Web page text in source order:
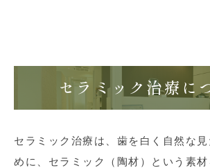
セラミック治療に
セラミック治療は、歯を白く自然な
めに、セラミック（陶材）という素